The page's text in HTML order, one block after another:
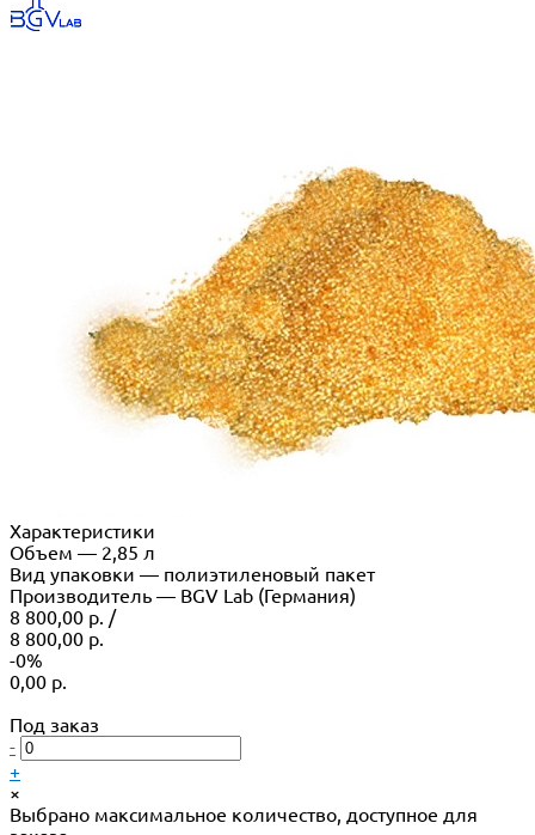
Характеристики
Объем — 2,85 л
Вид упаковки — полиэтиленовый пакет
Производитель — BGV Lab (Германия)
8 800,00 р. /
8 800,00 р.
-0%
0,00 р.
Под заказ
-
+
×
Выбрано максимальное количество, доступное для